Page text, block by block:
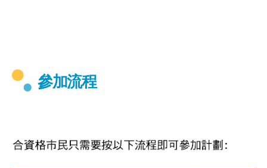
參加流程